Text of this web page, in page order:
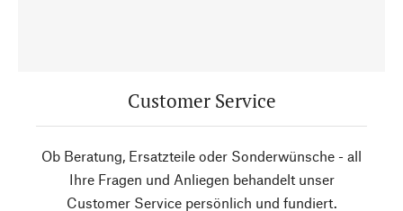
Customer Service
Ob Beratung, Ersatzteile oder Sonderwünsche - all
Ihre Fragen und Anliegen behandelt unser
Customer Service persönlich und fundiert.